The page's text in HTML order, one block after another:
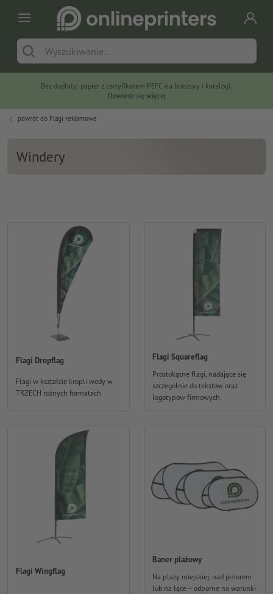
Bez dopłaty: papier z certyfikatem PEFC na broszury i katalogi.
Dowiedz się więcej
powrót do Flagi reklamowe
Windery
Flagi Dropflag
Flagi w kształcie kropli wody w
TRZECH różnych formatach
Flagi Squareflag
Prostokątne flagi, nadające się
szczególnie do tekstów oraz
logotypów firmowych.
Flagi Wingflag
Baner plażowy
Na plaży miejskiej, nad jeziorem
lub na łące – odporne na warunki